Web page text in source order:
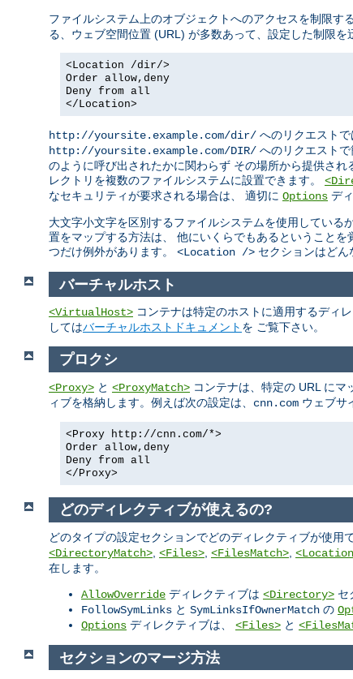
ファイルシステム上のオブジェクトへのアクセスを制限す
る、ウェブ空間位置 (URL) が多数あって、設定した制限
<Location /dir/>
Order allow,deny
Deny from all
</Location>
http://yoursite.example.com/dir/ へのリクエスト
http://yoursite.example.com/DIR/ へのリクエスト
のように呼び出されたかに関わらず その場所から提供さ
レクトリを複数のファイルシステムに設置できます。
なセキュリティが要求される場合は、 適切に Options デ
大文字小文字を区別するファイルシステムを使用してい
置をマップする方法は、 他にいくらでもあるということ
つだけ例外があります。 <Location /> セクションはどん
バーチャルホスト
<VirtualHost> コンテナは特定のホストに適用するディ
してはバーチャルホストドキュメント を ご覧下さい。
プロクシ
<Proxy> と <ProxyMatch> コンテナは、特定の URL にマ
ィブを格納します。例えば次の設定は、 cnn.com ウェブサ
<Proxy http://cnn.com/*>
Order allow,deny
Deny from all
</Proxy>
どのディレクティブが使えるの?
どのタイプの設定セクションでどのディレクティブが使用
<DirectoryMatch> <Files> <FilesMatch>
在します。
AllowOverride ディレクティブは <Directory> セ
FollowSymLinks と SymLinksIfOwnerMatch の
Options ディレクティブは、 <Files> と
セクションのマージ方法